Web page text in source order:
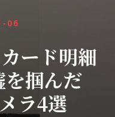
06
ード明細
掴んだ
ラ4選